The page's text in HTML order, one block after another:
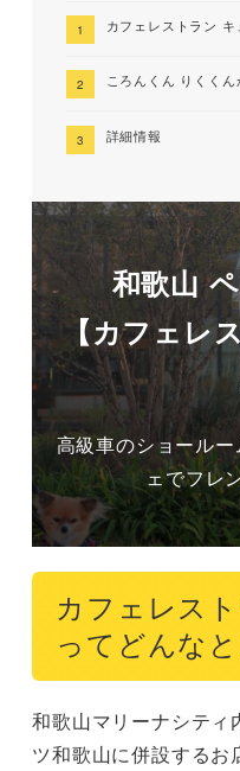
カフェレストラン
ころんくん りくくん
詳細情報
和歌山
【カフェレ
高級車のショール
ェでフレ
カフェレス
ってどんなと
和歌山マリーナシティ
ツ和歌山に併設するお